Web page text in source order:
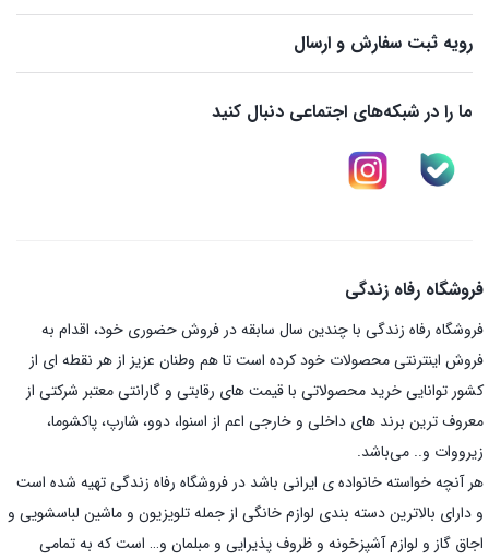
رویه ثبت سفارش و ارسال
ما را در شبکه‌های اجتماعی دنبال کنید
فروشگاه رفاه زندگی
فروشگاه رفاه زندگی با چندین سال سابقه در فروش حضوری خود، اقدام به
فروش اینترنتی محصولات خود کرده است تا هم وطنان عزیز از هر نقطه ای از
کشور توانایی خرید محصولاتی با قیمت های رقابتی و گارانتی معتبر شرکتی از
معروف ترین برند های داخلی و خارجی اعم از اسنوا، دوو، شارپ، پاکشوما،
زیرووات و.. می‌باشد.
هر آنچه خواسته خانواده ی ایرانی باشد در فروشگاه رفاه زندگی تهیه شده است
و دارای بالاترین دسته بندی لوازم خانگی از جمله تلویزیون و ماشین لباسشویی و
اجاق گاز و لوازم آشپزخونه و ظروف پذیرایی و مبلمان و… است که به تمامی